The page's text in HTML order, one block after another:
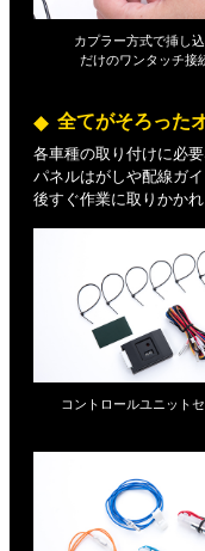
カプラー方式で挿し
だけのワンタッチ接
全てがそろった
各車種の取り付けに必
パネルはがしや配線ガ
後すぐ作業に取りかかれ
コントロールユニット